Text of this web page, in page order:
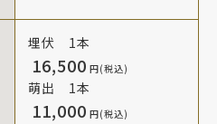
埋伏 1本
16,500 円(税込)
萌出 1本
11,000 円(税込)